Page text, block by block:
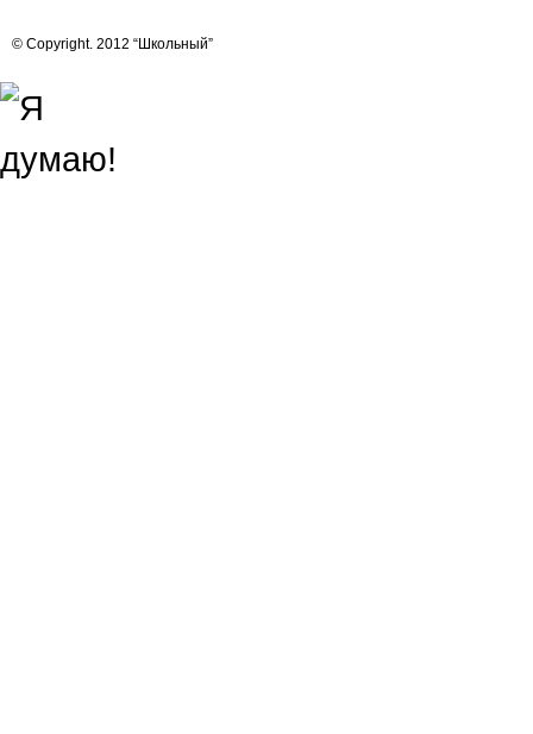
© Copyright. 2012 “Школьный”